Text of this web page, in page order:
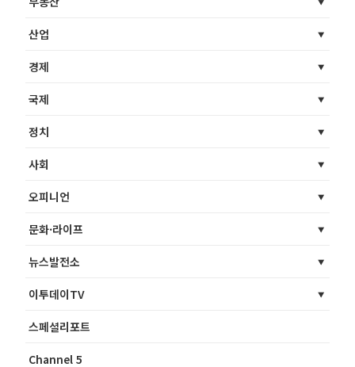
산업
경제
국제
정치
사회
오피니언
문화·라이프
뉴스발전소
이투데이TV
스페셜리포트
Channel 5